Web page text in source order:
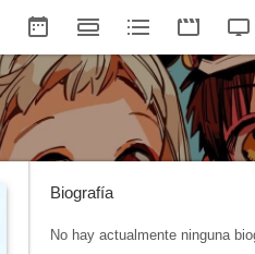
Biografía
No hay actualmente ninguna